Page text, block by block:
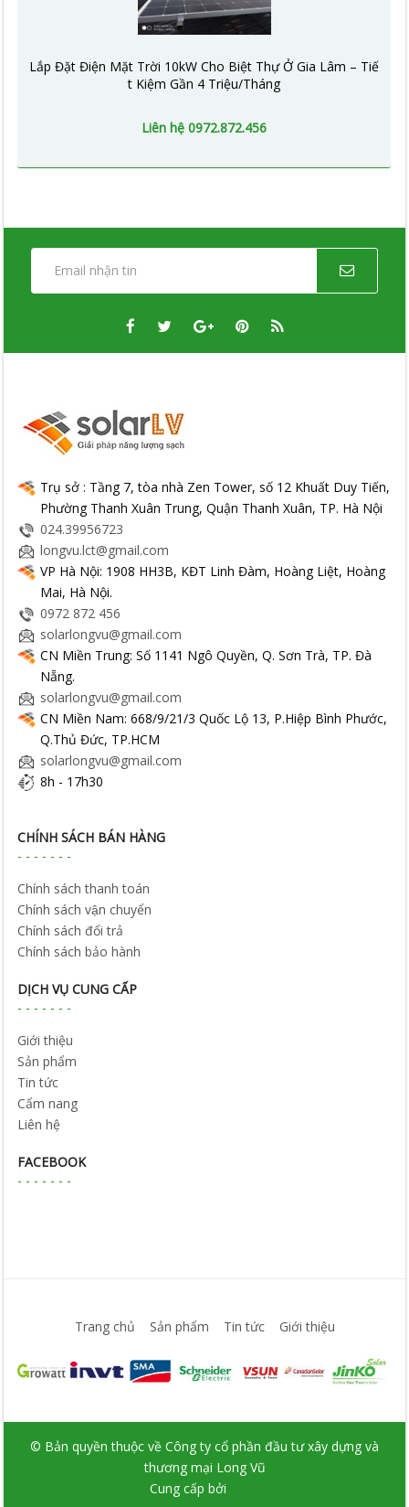
Lắp Đặt Điện Mặt Trời 10kW Cho Biệt Thự Ở Gia Lâm – Tiế
t Kiệm Gần 4 Triệu/Tháng
Liên hệ 0972.872.456
Trụ sở : Tầng 7, tòa nhà Zen Tower, số 12 Khuất Duy Tiến,
Phường Thanh Xuân Trung, Quận Thanh Xuân, TP. Hà Nội
024.39956723
longvu.lct@gmail.com
VP Hà Nội: 1908 HH3B, KĐT Linh Đàm, Hoàng Liệt, Hoàng
Mai, Hà Nội.
0972 872 456
solarlongvu@gmail.com
CN Miền Trung: Số 1141 Ngô Quyền, Q. Sơn Trà, TP. Đà
Nẵng.
solarlongvu@gmail.com
CN Miền Nam: 668/9/21/3 Quốc Lộ 13, P.Hiệp Bình Phước,
Q.Thủ Đức, TP.HCM
solarlongvu@gmail.com
8h - 17h30
CHÍNH SÁCH BÁN HÀNG
Chính sách thanh toán
Chính sách vận chuyển
Chính sách đổi trả
Chính sách bảo hành
DỊCH VỤ CUNG CẤP
Giới thiệu
Sản phẩm
Tin tức
Cẩm nang
Liên hệ
FACEBOOK
Trang chủ Sản phẩm Tin tức Giới thiệu
© Bản quyền thuộc về Công ty cổ phần đầu tư xây dựng và
thương mại Long Vũ
Cung cấp bởi